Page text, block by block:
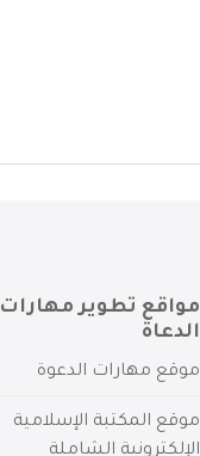
مواقع تطوير مهارات
الدعاة
موقع مهارات الدعوة
موقع المكتبة الإسلامية
الإلكترونية الشاملة